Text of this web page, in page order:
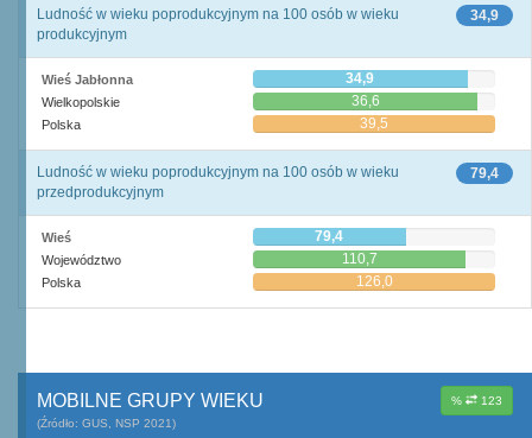
34,9
Ludność w wieku poprodukcyjnym na 100 osób w wieku
produkcyjnym
Wieś Jabłonna 34,9
Wielkopolskie 36,6
Polska 39,5
79,4
Ludność w wieku poprodukcyjnym na 100 osób w wieku
przedprodukcyjnym
Wieś 79,4
Województwo 110,7
Polska 126,0
% 123
MOBILNE GRUPY WIEKU
(Źródło: GUS, NSP 2021)